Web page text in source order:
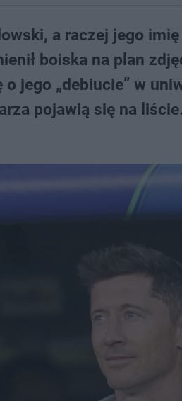
a raczej jego
boiska na plan
jego „debiucie” w
pojawią się na